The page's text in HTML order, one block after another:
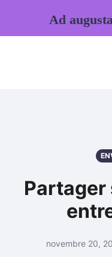
novembre 20,
Ad